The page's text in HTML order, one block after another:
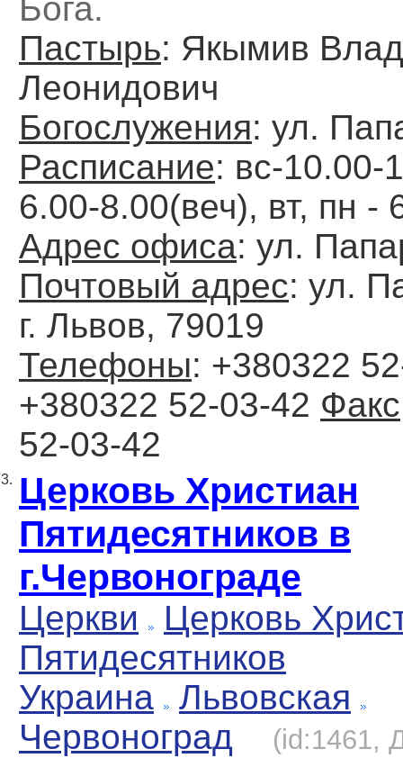
Бога.
Пастырь: Якымив
Леонидович
Богослужения: ул.
Расписание: вс-10.00-
6.00-8.00(веч), вт, пн -
Адрес офиса: ул.
Почтовый адрес: ул.
г. Львов, 79019
Телефоны: +380322
+380322 52-03-42 Факс
52-03-42
3. Церковь Христиан
Пятидесятников в
г.Червонограде
Церкви
Церковь
Пятидесятников
Украина
Львовская
Червоноград
(id:1461,